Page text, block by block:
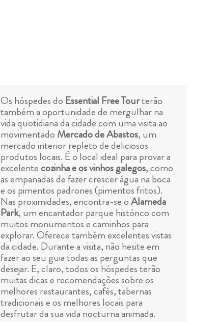
Os hóspedes do Essential Free Tourterão
também a oportunidade de mergulhar na
vida quotidiana da cidade com uma visita ao
movimentado Mercado de Abastos, um
mercado interior repleto de deliciosos
produtos locais. É o local ideal para provar a
excelentecozinha e os vinhos galegos, como
as empanadas de fazer crescer água na boca
e os pimentos padrones (pimentos fritos).
Nas proximidades, encontra-se oAlameda
Park, um encantador parque histórico com
muitos monumentos e caminhos para
explorar. Oferece também excelentes vistas
da cidade. Durante a visita, não hesite em
fazer ao seu guia todas as perguntas que
desejar. E, claro, todos os hóspedes terão
muitas dicas e recomendações sobre os
melhores restaurantes, cafés, tabernas
tradicionais e os melhores locais para
desfrutar da sua vida nocturna animada.